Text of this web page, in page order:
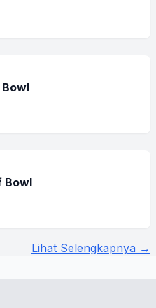
Bowl
Lihat Selengkapnya →